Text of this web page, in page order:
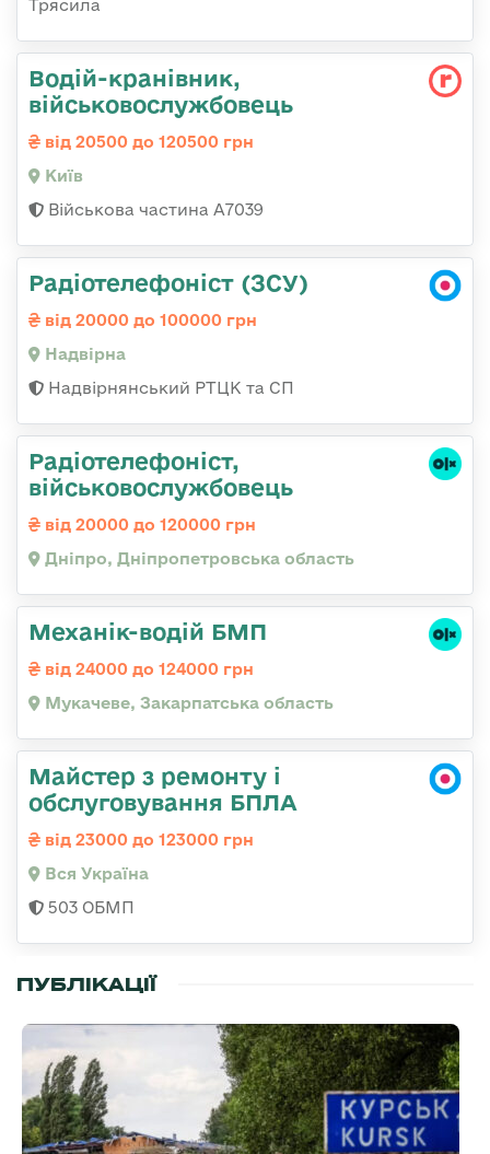
Трясила
Водій-кранівник,
військовослужбовець
від 20500 до 120500 грн
Київ
Військова частина А7039
Радіотелефоніст (ЗСУ)
від 20000 до 100000 грн
Надвірна
Надвірнянський РТЦК та СП
Радіотелефоніст,
військовослужбовець
від 20000 до 120000 грн
Дніпро, Дніпропетровська область
Механік-водій БМП
від 24000 до 124000 грн
Мукачеве, Закарпатська область
Майстер з ремонту і
обслуговування БПЛА
від 23000 до 123000 грн
Вся Україна
503 ОБМП
ПУБЛІКАЦІЇ